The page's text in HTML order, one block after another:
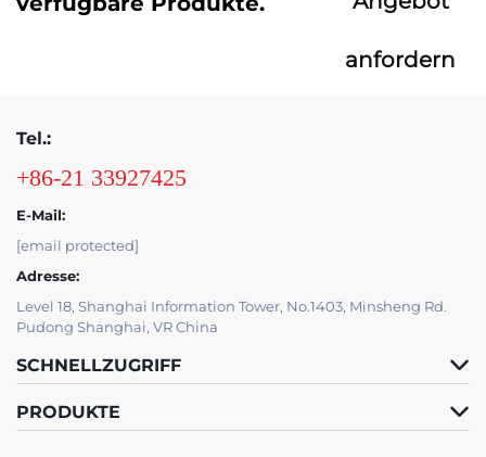
anfordern
Tel.:
+86-21 33927425
E-Mail:
[email protected]
Adresse:
Level 18, Shanghai Information Tower, No.1403, Minsheng Rd.
Pudong Shanghai, VR China
SCHNELLZUGRIFF
PRODUKTE